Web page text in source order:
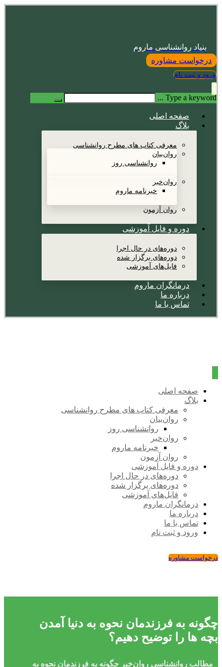
بنیاد روانشناسی ماروم
درخواست مشاوره
ورود و ثبت نام
Type a keyword ...
صفحه اصلی
بلاگ
معرفی کتاب های مطرح روانشناسی
روان‌بیان
روانشناسی روز
روان‌خبر
خبرنامه ماروم
روان آزمون
دوره و فایل آموزشی
دوره‌های در حال اجرا
دوره‌های برگزار شده
فایل‌های آموزشی
درمانگران ماروم
درباره ما
تماس با ما
صفحه اصلی
بلاگ
معرفی کتاب های مطرح روانشناسی
روان‌بیان
روانشناسی روز
روان‌خبر
خبرنامه ماروم
روان آزمون
دوره و فایل آموزشی
دوره‌های در حال اجرا
دوره‌های برگزار شده
فایل‌های آموزشی
درمانگران ماروم
درباره ما
تماس با ما
ورود و ثبت نام
درخواست مشاوره
چگونه به فرزندمان نحوه به دنیا آمدن
بچه ها را توضیح دهیم؟
مطالب روانشناسی روان‌خبر چگونه به فرزندمان نحوه به